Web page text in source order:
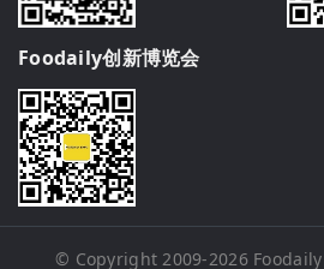
Foodaily创新博览会
© Copyright 2009-2026 Foodaily